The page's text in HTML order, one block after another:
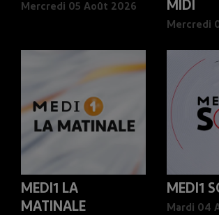
Mercredi 05 Août 2026 MIDI
Mercredi
MEDI1 LA
MATINALE
MEDI1
Mardi 04